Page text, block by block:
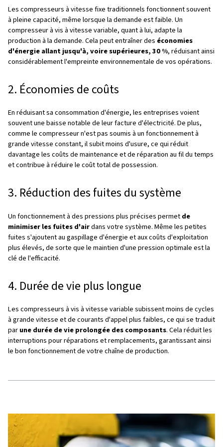
Détection de la demande
Le compresseur mesure en continu les besoins en air
Les capteurs détectent les changements de pression
Réglage de la vitesse
Un entraînement à vitesse variable (VSD) intégré fait
du moteur. Pendant une faible demande, le moteur
lorsque la demande pointe, il accélère.
technologie de variateur
Le VSD s'appuie sur un variateur pour convertir
entrante en CC, puis de nouveau en sortie AC contrôlée.
commande affinée permet au moteur de fonctionner
n'importe quelle vitesse requise.
Optimisation en temps réel
Le système surveille et ajuste en permanence la
maintenir des performances optimales tout en
gaspillage d'énergie.
Principaux avantages
1. Efficacité énergétique